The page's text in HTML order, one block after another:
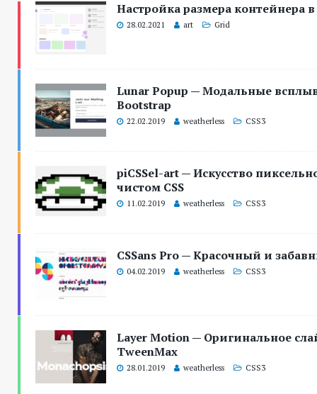
Настройка размера контейнера в
28.02.2021 art Grid
Lunar Popup — Модальные
Bootstrap
22.02.2019 weatherless CSS3
piCSSel-art — Искусство
чистом CSS
11.02.2019 weatherless CSS3
CSSans Pro — Красочный и
04.02.2019 weatherless CSS3
Layer Motion — Оригинальное
TweenMax
28.01.2019 weatherless CSS3